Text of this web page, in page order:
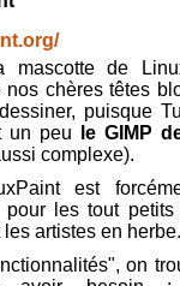
mascotte de
chères têtes
puisque
un peu
le GIMP
complexe).
est
pour les tout
artistes en herbe.
on